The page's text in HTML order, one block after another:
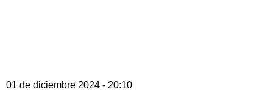
01 de diciembre 2024 - 20:10